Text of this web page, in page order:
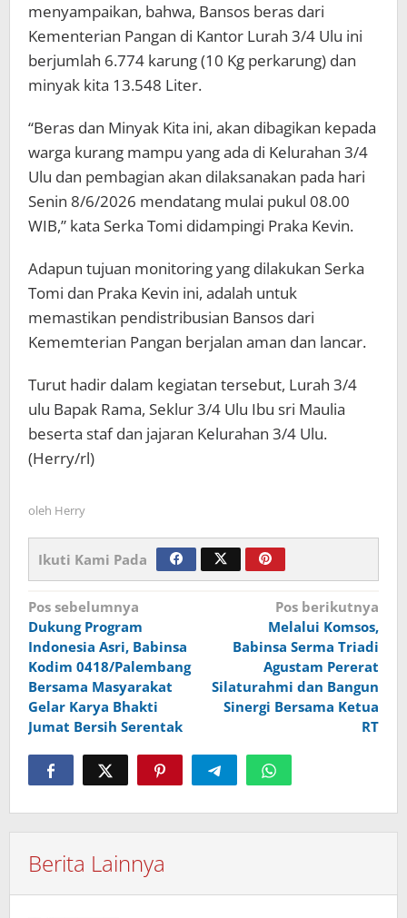
menyampaikan, bahwa, Bansos beras dari
Kementerian Pangan di Kantor Lurah 3/4 Ulu ini
berjumlah 6.774 karung (10 Kg perkarung) dan
minyak kita 13.548 Liter.
“Beras dan Minyak Kita ini, akan dibagikan kepada
warga kurang mampu yang ada di Kelurahan 3/4
Ulu dan pembagian akan dilaksanakan pada hari
Senin 8/6/2026 mendatang mulai pukul 08.00
WIB,” kata Serka Tomi didampingi Praka Kevin.
Adapun tujuan monitoring yang dilakukan Serka
Tomi dan Praka Kevin ini, adalah untuk
memastikan pendistribusian Bansos dari
Kememterian Pangan berjalan aman dan lancar.
Turut hadir dalam kegiatan tersebut, Lurah 3/4
ulu Bapak Rama, Seklur 3/4 Ulu Ibu sri Maulia
beserta staf dan jajaran Kelurahan 3/4 Ulu.
(Herry/rl)
oleh Herry
Ikuti Kami Pada
Navigasi
pos
Pos sebelumnya
Dukung Program
Indonesia Asri, Babinsa
Kodim 0418/Palembang
Bersama Masyarakat
Gelar Karya Bhakti
Jumat Bersih Serentak
Pos berikutnya
Melalui Komsos,
Babinsa Serma Triadi
Agustam Pererat
Silaturahmi dan Bangun
Sinergi Bersama Ketua
RT
Berita Lainnya